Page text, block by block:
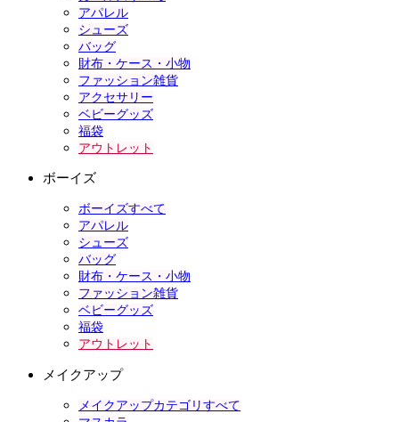
アパレル
シューズ
バッグ
財布・ケース・小物
ファッション雑貨
アクセサリー
ベビーグッズ
福袋
アウトレット
ボーイズ
ボーイズすべて
アパレル
シューズ
バッグ
財布・ケース・小物
ファッション雑貨
ベビーグッズ
福袋
アウトレット
メイクアップ
メイクアップカテゴリすべて